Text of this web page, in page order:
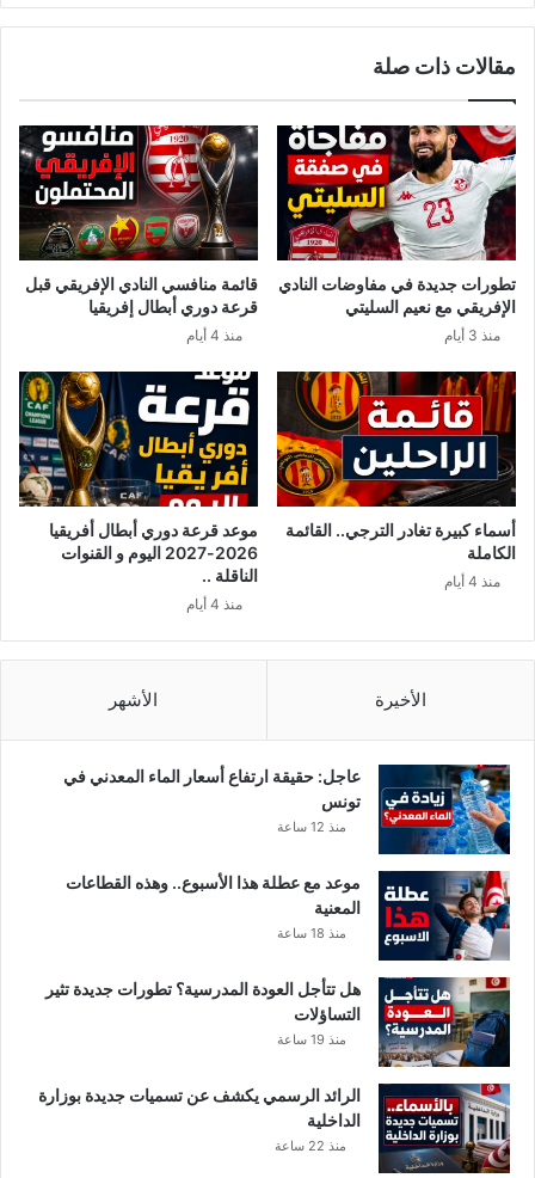
حكايتها
مقالات ذات صلة
تطورات جديدة في مفاوضات النادي
الإفريقي مع نعيم السليتي
منذ 3 أيام
قائمة منافسي النادي الإفريقي قبل
قرعة دوري أبطال إفريقيا
منذ 4 أيام
أسماء كبيرة تغادر الترجي.. القائمة
الكاملة
منذ 4 أيام
موعد قرعة دوري أبطال أفريقيا
2026-2027 اليوم و القنوات
الناقلة ..
منذ 4 أيام
الأخيرة الأشهر
عاجل: حقيقة ارتفاع أسعار الماء المعدني في
تونس
منذ 12 ساعة
موعد مع عطلة هذا الأسبوع.. وهذه القطاعات
المعنية
منذ 18 ساعة
هل تتأجل العودة المدرسية؟ تطورات جديدة تثير
التساؤلات
منذ 19 ساعة
الرائد الرسمي يكشف عن تسميات جديدة بوزارة
الداخلية
منذ 22 ساعة